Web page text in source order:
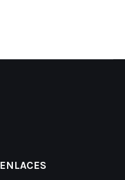
ENLACES